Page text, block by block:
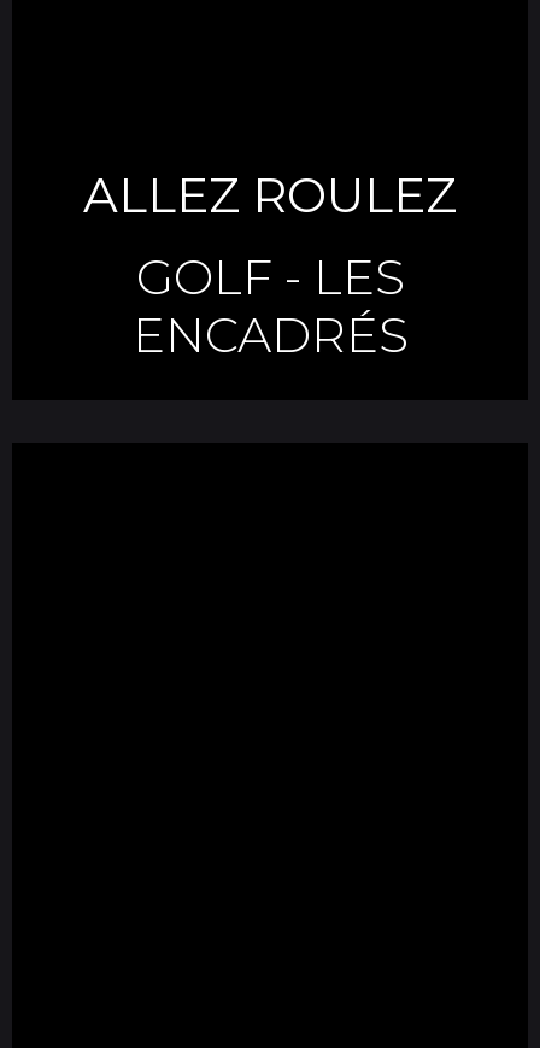
ALLEZ ROULEZ
GOLF - LES
ENCADRÉS